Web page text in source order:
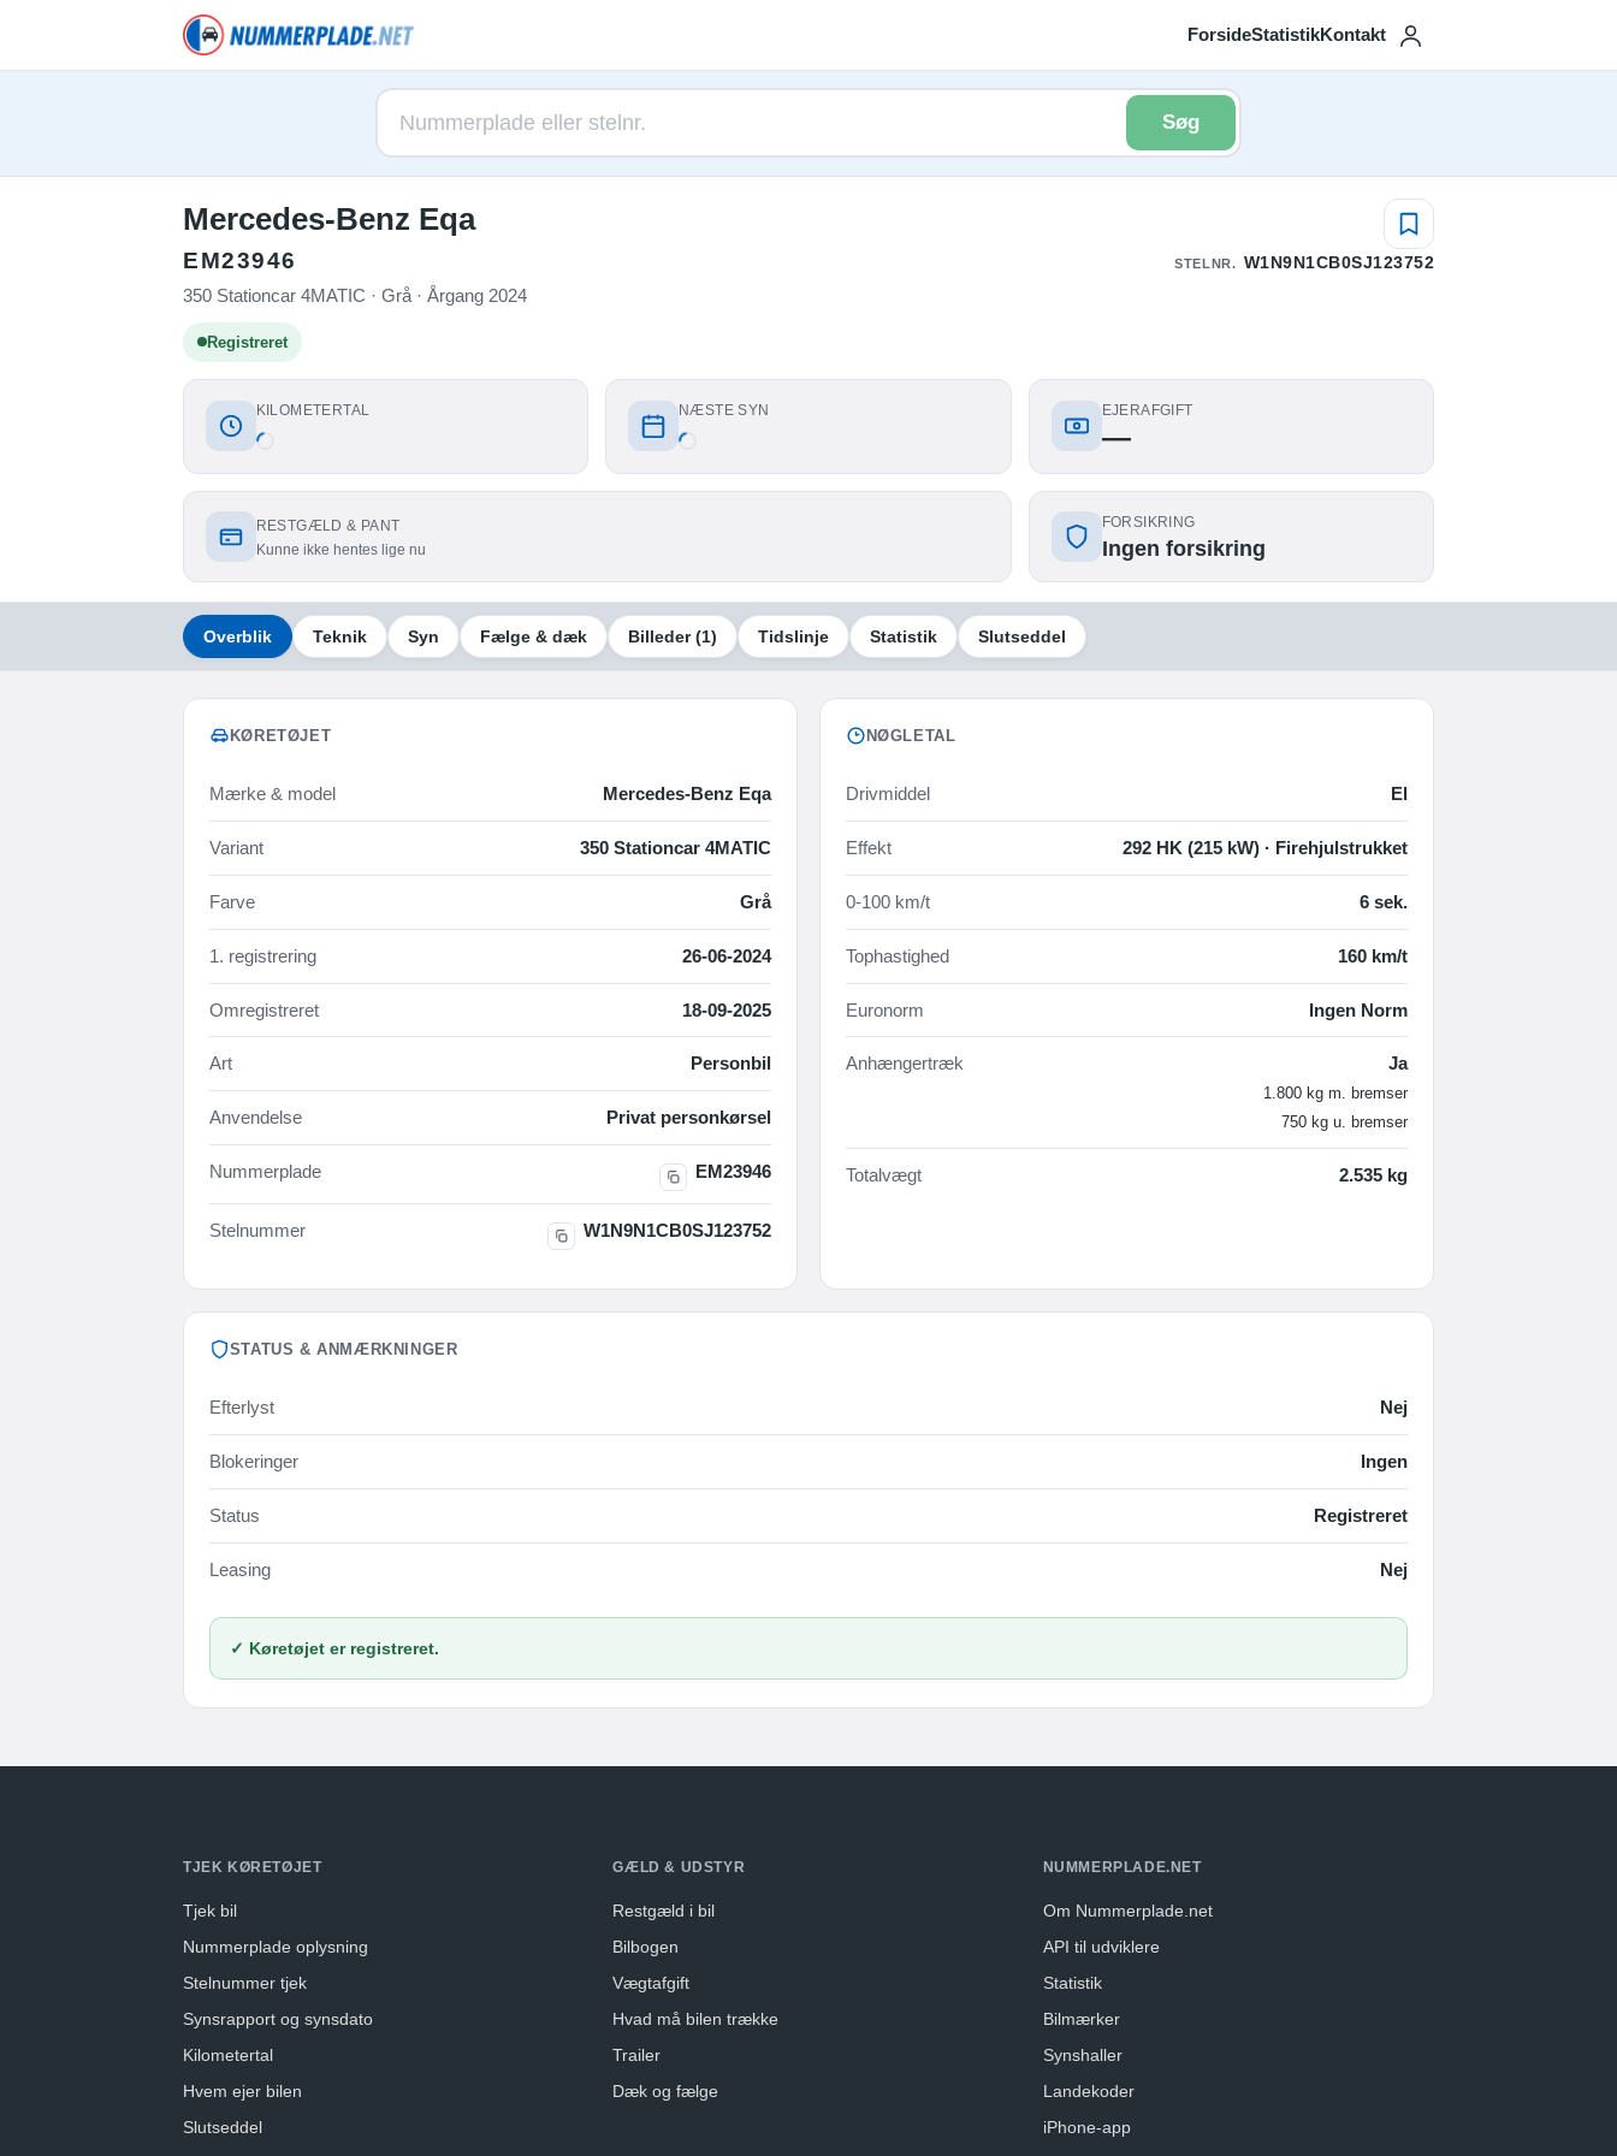
ForsideStatistikKontakt
Søg
Mercedes-Benz Eqa
EM23946 STELNR. W1N9N1CB0SJ123752
350 Stationcar 4MATIC · Grå · Årgang 2024
Registreret
KILOMETERTAL NÆSTE SYN EJERAFGIFT
—
RESTGÆLD & PANT
Kunne ikke hentes lige nu
FORSIKRING
Ingen forsikring
Overblik Teknik Syn Fælge & dæk Billeder(1) Tidslinje Statistik Slutseddel
KØRETØJET
Mærke & model Mercedes-Benz Eqa
Variant 350 Stationcar 4MATIC
Farve Grå
1. registrering 26-06-2024
Omregistreret 18-09-2025
Art Personbil
Anvendelse Privat personkørsel
Nummerplade EM23946
Stelnummer W1N9N1CB0SJ123752
NØGLETAL
Drivmiddel El
Effekt 292 HK (215 kW) · Firehjulstrukket
0-100 km/t 6 sek.
Tophastighed 160 km/t
Euronorm Ingen Norm
Anhængertræk Ja
1.800 kg m. bremser
750 kg u. bremser
Totalvægt 2.535 kg
STATUS & ANMÆRKNINGER
Efterlyst Nej
Blokeringer Ingen
Status Registreret
Leasing Nej
✓ Køretøjet er registreret.
TJEK KØRETØJET
Tjek bil
Nummerplade oplysning
Stelnummer tjek
Synsrapport og synsdato
Kilometertal
Hvem ejer bilen
Slutseddel
GÆLD & UDSTYR
Restgæld i bil
Bilbogen
Vægtafgift
Hvad må bilen trække
Trailer
Dæk og fælge
NUMMERPLADE.NET
Om Nummerplade.net
API til udviklere
Statistik
Bilmærker
Synshaller
Landekoder
iPhone-app